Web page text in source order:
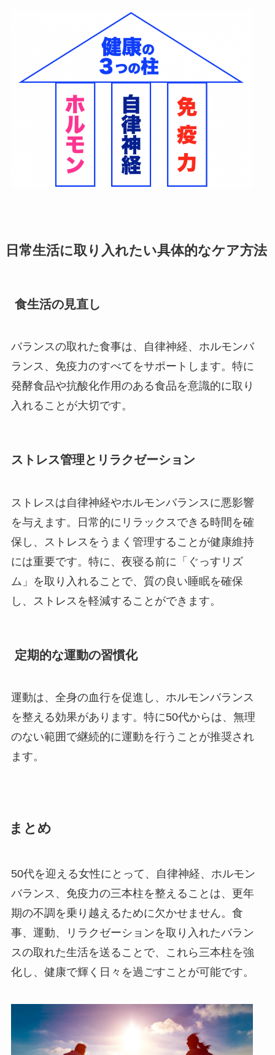
日常生活に取り入れたい具体的なケア方法
食生活の見直し
バランスの取れた食事は、自律神経、ホルモンバ
ランス、免疫力のすべてをサポートします。特に
発酵食品や抗酸化作用のある食品を意識的に取り
入れることが大切です。
ストレス管理とリラクゼーション
ストレスは自律神経やホルモンバランスに悪影響
を与えます。日常的にリラックスできる時間を確
保し、ストレスをうまく管理することが健康維持
には重要です。特に、夜寝る前に「ぐっすリズ
ム」を取り入れることで、質の良い睡眠を確保
し、ストレスを軽減することができます。
定期的な運動の習慣化
運動は、全身の血行を促進し、ホルモンバランス
を整える効果があります。特に50代からは、無理
のない範囲で継続的に運動を行うことが推奨され
ます。
まとめ
50代を迎える女性にとって、自律神経、ホルモン
バランス、免疫力の三本柱を整えることは、更年
期の不調を乗り越えるために欠かせません。食
事、運動、リラクゼーションを取り入れたバラン
スの取れた生活を送ることで、これら三本柱を強
化し、健康で輝く日々を過ごすことが可能です。